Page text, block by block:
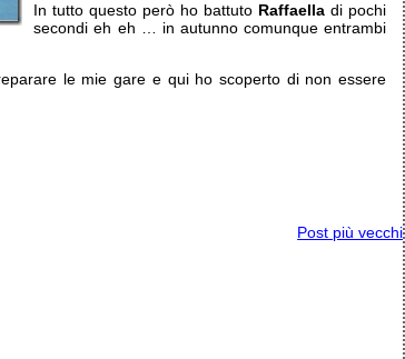
In tutto questo però ho battuto Raffaella di pochi
secondi eh eh … in autunno comunque entrambi
le mie gare e qui ho scoperto di non essere
Post più vecchi